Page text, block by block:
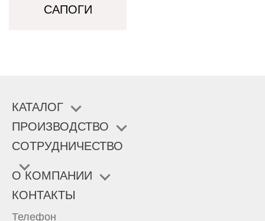
САПОГИ
КАТАЛОГ
ПРОИЗВОДСТВО
СОТРУДНИЧЕСТВО
О КОМПАНИИ
КОНТАКТЫ
Телефон